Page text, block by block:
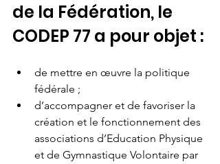
de la Fédération, le
CODEP 77 a pour objet :
de mettre en œuvre la politique
fédérale ;
d’accompagner et de favoriser la
création et le fonctionnement des
associations d’Education Physique
et de Gymnastique Volontaire par